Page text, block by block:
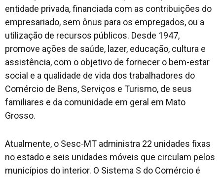
entidade privada, financiada com as contribuições do
empresariado, sem ônus para os empregados, ou a
utilização de recursos públicos. Desde 1947,
promove ações de saúde, lazer, educação, cultura e
assistência, com o objetivo de fornecer o bem-estar
social e a qualidade de vida dos trabalhadores do
Comércio de Bens, Serviços e Turismo, de seus
familiares e da comunidade em geral em Mato
Grosso.
Atualmente, o Sesc-MT administra 22 unidades fixas
no estado e seis unidades móveis que circulam pelos
municípios do interior. O Sistema S do Comércio é